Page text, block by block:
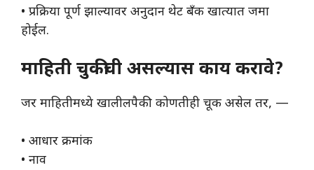
• प्रक्रिया पूर्ण झाल्यावर अनुदान थेट बँक खात्यात जमा
होईल.
माहिती चुकीची असल्यास काय करावे?
जर माहितीमध्ये खालीलपैकी कोणतीही चूक असेल तर, —
• आधार क्रमांक
• नाव